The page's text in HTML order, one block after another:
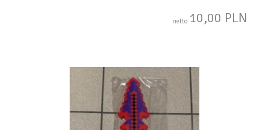
netto 10,00 PLN